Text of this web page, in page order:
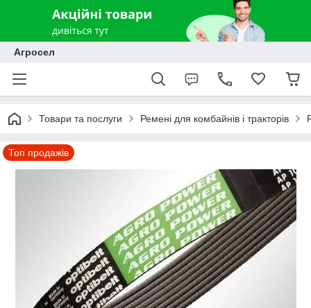
Агросел
Товари та послуги Ремені для комбайнів і тракторів
Топ продажів